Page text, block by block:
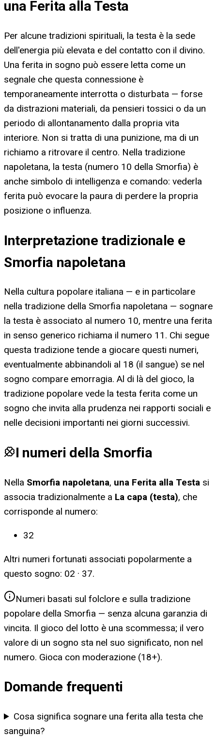
una Ferita alla Testa
Per alcune tradizioni spirituali, la testa è la sede
dell'energia più elevata e del contatto con il divino.
Una ferita in sogno può essere letta come un
segnale che questa connessione è
temporaneamente interrotta o disturbata — forse
da distrazioni materiali, da pensieri tossici o da un
periodo di allontanamento dalla propria vita
interiore. Non si tratta di una punizione, ma di un
richiamo a ritrovare il centro. Nella tradizione
napoletana, la testa (numero 10 della Smorfia) è
anche simbolo di intelligenza e comando: vederla
ferita può evocare la paura di perdere la propria
posizione o influenza.
Interpretazione tradizionale e
Smorfia napoletana
Nella cultura popolare italiana — e in particolare
nella tradizione della Smorfia napoletana — sognare
la testa è associato al numero 10, mentre una ferita
in senso generico richiama il numero 11. Chi segue
questa tradizione tende a giocare questi numeri,
eventualmente abbinandoli al 18 (il sangue) se nel
sogno compare emorragia. Al di là del gioco, la
tradizione popolare vede la testa ferita come un
sogno che invita alla prudenza nei rapporti sociali e
nelle decisioni importanti nei giorni successivi.
I numeri della Smorfia
Nella Smorfia napoletana, una Ferita alla Testa si
associa tradizionalmente a La capa (testa), che
corrisponde al numero:
32
Altri numeri fortunati associati popolarmente a
questo sogno: 02 · 37.
Numeri basati sul folclore e sulla tradizione
popolare della Smorfia — senza alcuna garanzia di
vincita. Il gioco del lotto è una scommessa; il vero
valore di un sogno sta nel suo significato, non nel
numero. Gioca con moderazione (18+).
Domande frequenti
Cosa significa sognare una ferita alla testa che
sanguina?